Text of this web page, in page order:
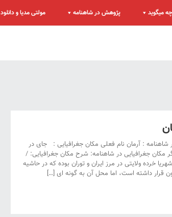
میگوید پژوهش در شاهنامه مولتی مدیا و دانلود
شاهنامه : آرمان نام فعلی مکان جغرافیایی : جای در
مکان جغرافیایی در شاهنامه: شرح مکان جغرافیایی: /
شهریا خرده ولایتی در مرز ایران و توران بوده که در حاشیه
داشته است، اما محل آن به گونه ای […]